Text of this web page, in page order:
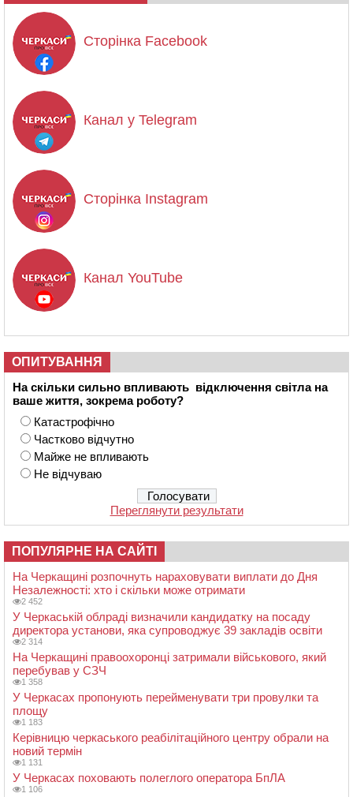
Сторінка Facebook
Канал у Telegram
Сторінка Instagram
Канал YouTube
ОПИТУВАННЯ
На скільки сильно впливають відключення світла на
ваше життя, зокрема роботу?
Катастрофічно
Частково відчутно
Майже не впливають
Не відчуваю
Переглянути результати
ПОПУЛЯРНЕ НА САЙТІ
На Черкащині розпочнуть нараховувати виплати до Дня
Незалежності: хто і скільки може отримати
2 452
У Черкаській облраді визначили кандидатку на посаду
директора установи, яка супроводжує 39 закладів освіти
2 314
На Черкащині правоохоронці затримали військового, який
перебував у СЗЧ
1 358
У Черкасах пропонують перейменувати три провулки та
площу
1 183
Керівницю черкаського реабілітаційного центру обрали на
новий термін
1 131
У Черкасах поховають полеглого оператора БпЛА
1 106